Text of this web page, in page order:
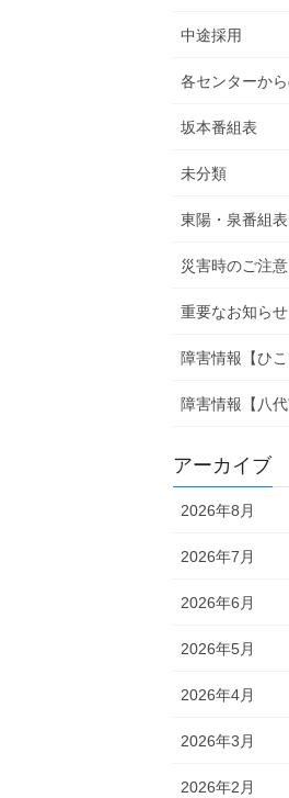
中途採用
各センターか
坂本番組表
未分類
東陽・泉番組表
災害時のご注意
重要なお知らせ
障害情報【ひ
障害情報【八
アーカイブ
2026年8月
2026年7月
2026年6月
2026年5月
2026年4月
2026年3月
2026年2月